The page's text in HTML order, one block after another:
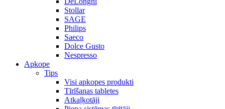
Stollar
SAGE
Philips
Saeco
Dolce Gusto
Nespresso
Apkope
Tips
Visi apkopes produkti
Tīrīšanas tabletes
Atkaļķotāji